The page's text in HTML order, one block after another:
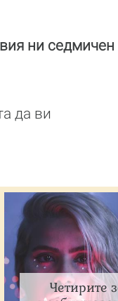
ни седмичен
да ви
Четирите